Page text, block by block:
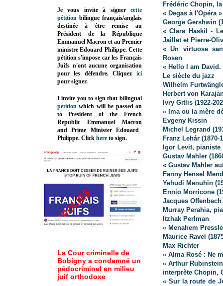
Frédéric Chopin,
« Degas à l'Opéra
George Gershwin
« Clara Haskil -
Jaillet et Pierre-
« Un virtuose
Rosen
« Hello I am
Le siècle du jazz
Wilhelm
Herbert von
Ivry Gitlis (1922-
« Ima ou la mère
Evgeny Kissin
Michel Legrand
Franz Lehár (1870-
Igor Levit, pianiste
Gustav Mahler
« Gustav Mahler
Fanny Hensel
Yehudi Menuhin
Ennio Morricone
Jacques Offenbach
Murray Perahia,
Itzhak Perlman
« Menahem
Maurice Ravel
Max Richter
« Alma Rosé : Ne
« Arthur
interprète Chopin,
« Sur la route de
Je vous invite à signer cette
pétition bilingue français/anglais
destinée à être remise au
Président de la République
Emmanuel Macron et au Premier
ministre Edouard Philippe. Cette
pétition s'impose car les Français
Juifs n'ont aucune organisation
pour les défendre. Cliquez
ici
pour signer.
I invite you to sign that bilingual
petition which will be passed on
to President of the French
Republic Emmanuel Macron
and Prime MinisterEdouard
Philippe. Click here to sign.
La Cour criminelle de
Bobigny a condamné un
pédocriminel en milieu
juif orthodoxe